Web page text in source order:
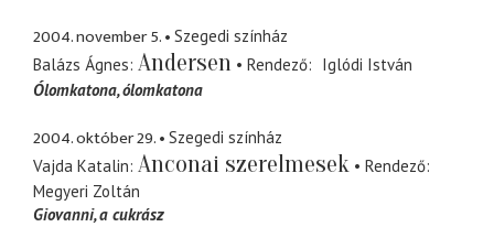
2004. november 5.
Szegedi színház
Balázs Ágnes Andersen Rendező
Iglódi István
Ólomkatona ólomkatona
2004. október 29.
Szegedi színház
Vajda Katalin Anconai szerelmesek
Rendező
Megyeri Zoltán
Giovanni a cukrász